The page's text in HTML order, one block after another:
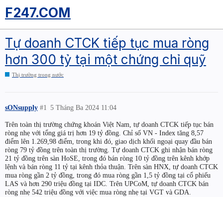
F247.COM
Tự doanh CTCK tiếp tục mua ròng
hơn 300 tỷ tại một chứng chỉ quỹ
Thị trường trong nước
sONsupply 5 Tháng Ba 2024 11:04
#1
Trên toàn thị trường chứng khoán Việt Nam, tự doanh CTCK tiếp tục bán
ròng nhẹ với tổng giá trị hơn 19 tỷ đồng. Chỉ số VN - Index tăng 8,57
điểm lên 1.269,98 điểm, trong khi đó, giao dịch khối ngoại quay đầu bán
ròng 79 tỷ đồng trên toàn thị trường. Tự doanh CTCK ghi nhận bán ròng
21 tỷ đồng trên sàn HoSE, trong đó bán ròng 10 tỷ đồng trên kênh khớp
lệnh và bán ròng 11 tỷ tại kênh thỏa thuận. Trên sàn HNX, tự doanh CTCK
mua ròng gần 2 tỷ đồng, trong đó mua ròng gần 1,5 tỷ đồng tại cổ phiếu
LAS và hơn 290 triệu đồng tại IDC. Trên UPCoM, tự doanh CTCK bán
ròng nhẹ 542 triệu đồng với việc mua ròng nhẹ tại VGT và GDA.